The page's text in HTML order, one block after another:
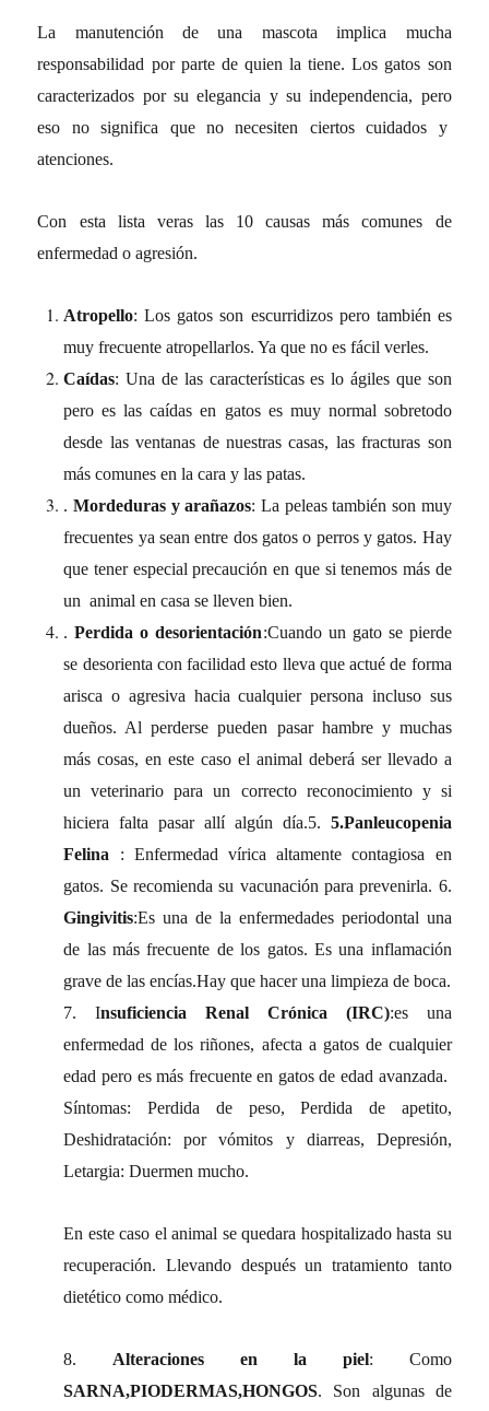
La manutención de una mascota implica mucha
responsabilidad por parte de quien la tiene. Los gatos son
caracterizados por su elegancia y su independencia, pero
eso no significa que no necesiten ciertos cuidados y
atenciones.
Con esta lista veras las 10 causas más comunes de
enfermedad o agresión.
Atropello: Los gatos son escurridizos pero también es
muy frecuente atropellarlos. Ya que no es fácil verles.
Caídas: Una de las características es lo ágiles que son
pero es las caídas en gatos es muy normal sobretodo
desde las ventanas de nuestras casas, las fracturas son
más comunes en la cara y las patas.
.Mordeduras y arañazos: La peleas también son muy
frecuentes ya sean entre dos gatos o perros y gatos. Hay
que tener especial precaución en que si tenemos más de
un animal en casa se lleven bien.
.Perdida o desorientación:Cuando un gato se pierde
se desorienta con facilidad esto lleva que actué de forma
arisca o agresiva hacia cualquier persona incluso sus
dueños. Al perderse pueden pasar hambre y muchas
más cosas, en este caso el animal deberá ser llevado a
un veterinario para un correcto reconocimiento y si
hiciera falta pasar allí algún día.5. 5.Panleucopenia
Felina : Enfermedad vírica altamente contagiosa en
gatos. Se recomienda su vacunación para prevenirla. 6.
Gingivitis:Es una de la enfermedades periodontal una
de las más frecuente de los gatos. Es una inflamación
grave de las encías.Hay que hacer una limpieza de boca.
7. Insuficiencia Renal Crónica (IRC):es una
enfermedad de los riñones, afecta a gatos de cualquier
edad pero es más frecuente en gatos de edad avanzada.
Síntomas: Perdida de peso, Perdida de apetito,
Deshidratación: por vómitos y diarreas, Depresión,
Letargia: Duermen mucho.
En este caso el animal se quedara hospitalizado hasta su
recuperación. Llevando después un tratamiento tanto
dietético como médico.
8. Alteraciones en la piel: Como
SARNA,PIODERMAS,HONGOS. Son algunas de